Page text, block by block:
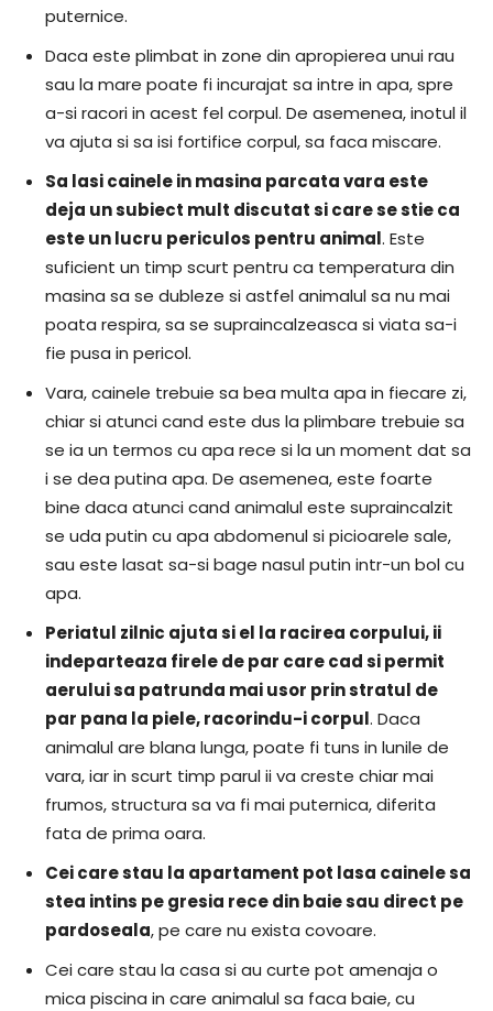
puternice.
Daca este plimbat in zone din apropierea unui rau
sau la mare poate fi incurajat sa intre in apa, spre
a-si racori in acest fel corpul. De asemenea, inotul il
va ajuta si sa isi fortifice corpul, sa faca miscare.
Sa lasi cainele in masina parcata vara este
deja un subiect mult discutat si care se stie ca
este un lucru periculos pentru animal. Este
suficient un timp scurt pentru ca temperatura din
masina sa se dubleze si astfel animalul sa nu mai
poata respira, sa se supraincalzeasca si viata sa-i
fie pusa in pericol.
Vara, cainele trebuie sa bea multa apa in fiecare zi,
chiar si atunci cand este dus la plimbare trebuie sa
se ia un termos cu apa rece si la un moment dat sa
i se dea putina apa. De asemenea, este foarte
bine daca atunci cand animalul este supraincalzit
se uda putin cu apa abdomenul si picioarele sale,
sau este lasat sa-si bage nasul putin intr-un bol cu
apa.
Periatul zilnic ajuta si el la racirea corpului, ii
indeparteaza firele de par care cad si permit
aerului sa patrunda mai usor prin stratul de
par pana la piele, racorindu-i corpul. Daca
animalul are blana lunga, poate fi tuns in lunile de
vara, iar in scurt timp parul ii va creste chiar mai
frumos, structura sa va fi mai puternica, diferita
fata de prima oara.
Cei care stau la apartament pot lasa cainele sa
stea intins pe gresia rece din baie sau direct pe
pardoseala, pe care nu exista covoare.
Cei care stau la casa si au curte pot amenaja o
mica piscina in care animalul sa faca baie, cu